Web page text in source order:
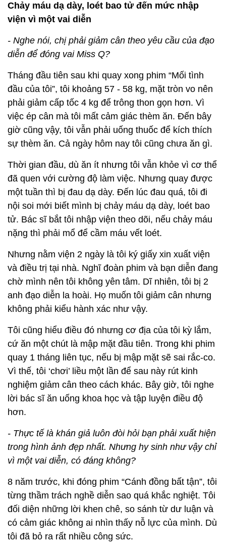
Chảy máu dạ dày, loét bao tử đến mức nhập
viện vì một vai diễn
- Nghe nói, chị phải giảm cân theo yêu cầu của đạo
diễn để đóng vai Miss Q?
Tháng đầu tiên sau khi quay xong phim “Mối tình
đầu của tôi”, tôi khoảng 57 - 58 kg, mặt tròn vo nên
phải giảm cấp tốc 4 kg để trông thon gọn hơn. Vì
việc ép cân mà tôi mất cảm giác thèm ăn. Đến bây
giờ cũng vậy, tôi vẫn phải uống thuốc để kích thích
sự thèm ăn. Cả ngày hôm nay tôi cũng chưa ăn gì.
Thời gian đầu, dù ăn ít nhưng tôi vẫn khỏe vì cơ thể
đã quen với cường độ làm việc. Nhưng quay được
một tuần thì bị đau dạ dày. Đến lúc đau quá, tôi đi
nội soi mới biết mình bị chảy máu dạ dày, loét bao
tử. Bác sĩ bắt tôi nhập viện theo dõi, nếu chảy máu
nặng thì phải mổ để cầm máu vết loét.
Nhưng nằm viện 2 ngày là tôi ký giấy xin xuất viện
và điều trị tại nhà. Nghĩ đoàn phim và bạn diễn đang
chờ mình nên tôi không yên tâm. Dĩ nhiên, tôi bị 2
anh đạo diễn la hoài. Họ muốn tôi giảm cân nhưng
không phải kiểu hành xác như vậy.
Tôi cũng hiểu điều đó nhưng cơ địa của tôi kỳ lắm,
cứ ăn một chút là mập mặt đầu tiên. Trong khi phim
quay 1 tháng liên tục, nếu bị mập mặt sẽ sai rắc-co.
Vì thế, tôi ‘chơi’ liều một lần để sau này rút kinh
nghiệm giảm cân theo cách khác. Bây giờ, tôi nghe
lời bác sĩ ăn uống khoa học và tập luyện điều độ
hơn.
- Thực tế là khán giả luôn đòi hỏi bạn phải xuất hiện
trong hình ảnh đẹp nhất. Nhưng hy sinh như vậy chỉ
vì một vai diễn, có đáng không?
8 năm trước, khi đóng phim “Cánh đồng bất tận”, tôi
từng thầm trách nghề diễn sao quá khắc nghiệt. Tôi
đối diện những lời khen chê, so sánh từ dư luận và
có cảm giác không ai nhìn thấy nỗ lực của mình. Dù
tôi đã bỏ ra rất nhiều công sức.